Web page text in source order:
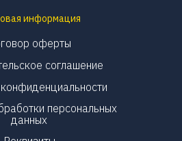
информация
оферты
соглашение
персональных
данных